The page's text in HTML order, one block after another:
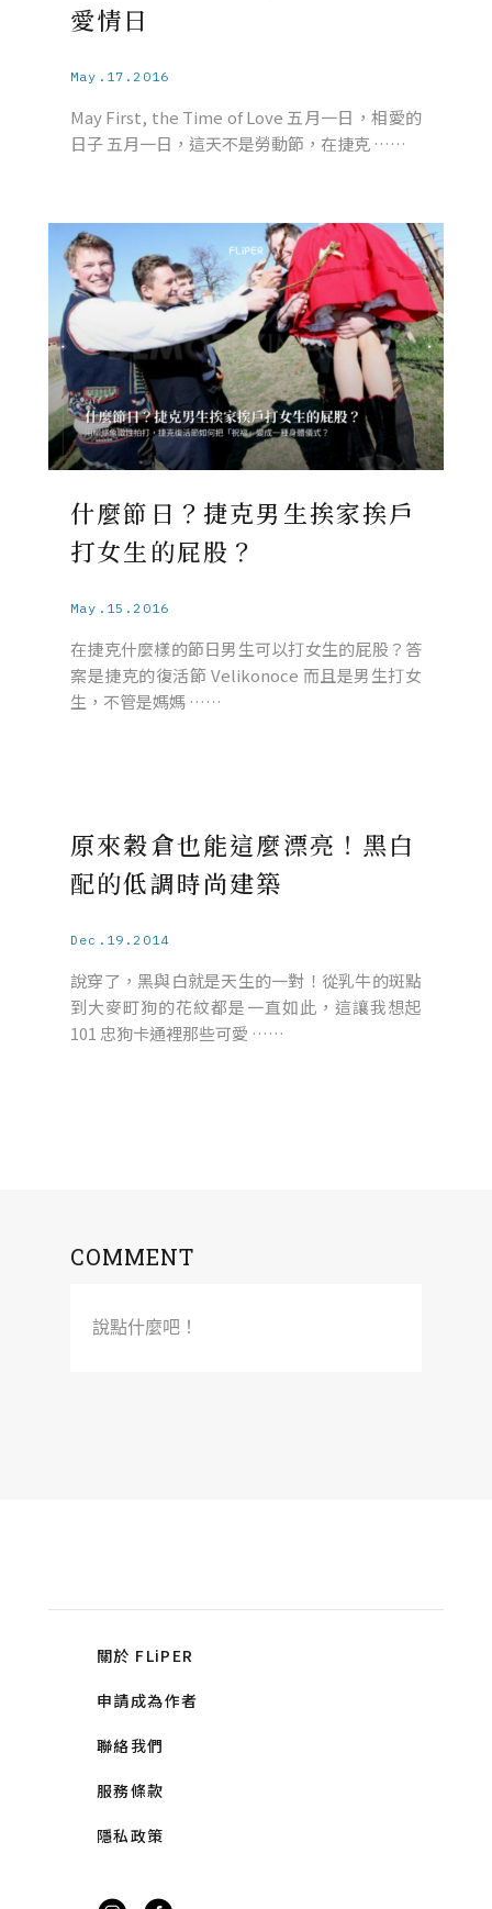
愛情日
May.17.2016
May First, the Time of Love 五月一日，相愛的
日子 五月一日，這天不是勞動節，在捷克 ……
什麼節日？捷克男生挨家挨戶
打女生的屁股？
May.15.2016
在捷克什麼樣的節日男生可以打女生的屁股？答
案是捷克的復活節 Velikonoce 而且是男生打女
生，不管是媽媽 ……
原來穀倉也能這麼漂亮！黑白
配的低調時尚建築
Dec.19.2014
說穿了，黑與白就是天生的一對！從乳牛的斑點
到大麥町狗的花紋都是一直如此，這讓我想起
101 忠狗卡通裡那些可愛 ……
COMMENT
說點什麼吧！
關於 FLiPER
申請成為作者
聯絡我們
服務條款
隱私政策